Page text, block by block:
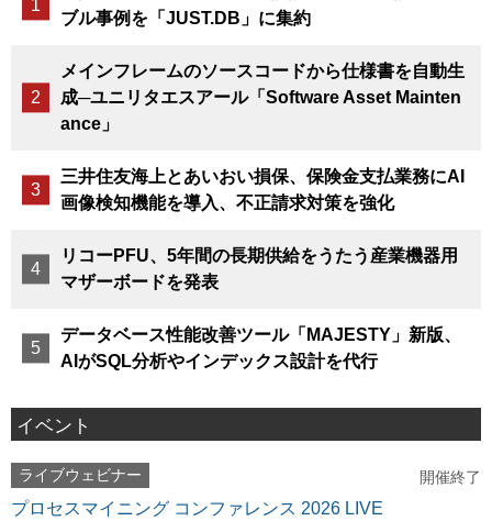
ブル事例を「JUST.DB」に集約
メインフレームのソースコードから仕様書を自動生
成─ユニリタエスアール「Software Asset Mainten
ance」
三井住友海上とあいおい損保、保険金支払業務にAI
画像検知機能を導入、不正請求対策を強化
リコーPFU、5年間の長期供給をうたう産業機器用
マザーボードを発表
データベース性能改善ツール「MAJESTY」新版、
AIがSQL分析やインデックス設計を代行
イベント
ライブウェビナー 開催終了
プロセスマイニング コンファレンス 2026 LIVE